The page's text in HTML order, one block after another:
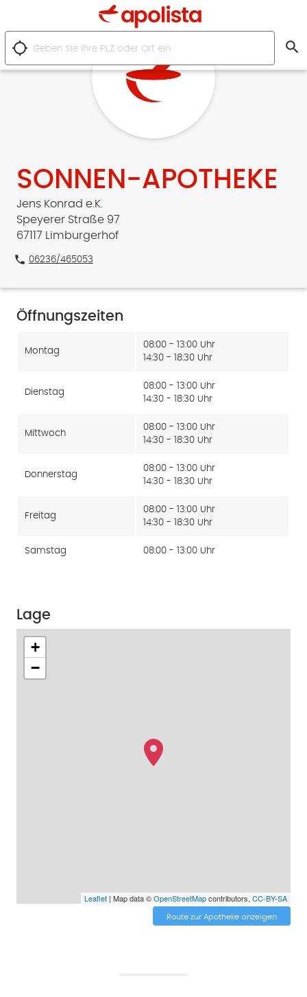
location_searching search
SONNEN-APOTHEKE
Jens Konrad e.K.
Speyerer Straße 97
67117 Limburgerhof
phone 06236/465053
Öffnungszeiten
Montag
08:00 - 13:00 Uhr
14:30 - 18:30 Uhr
Dienstag
08:00 - 13:00 Uhr
14:30 - 18:30 Uhr
Mittwoch
08:00 - 13:00 Uhr
14:30 - 18:30 Uhr
Donnerstag
08:00 - 13:00 Uhr
14:30 - 18:30 Uhr
Freitag
08:00 - 13:00 Uhr
14:30 - 18:30 Uhr
Samstag 08:00 - 13:00 Uhr
Lage
+
−
Leaflet| Map data ©OpenStreetMapcontributors, CC-BY-SA
Route zur Apotheke anzeigen